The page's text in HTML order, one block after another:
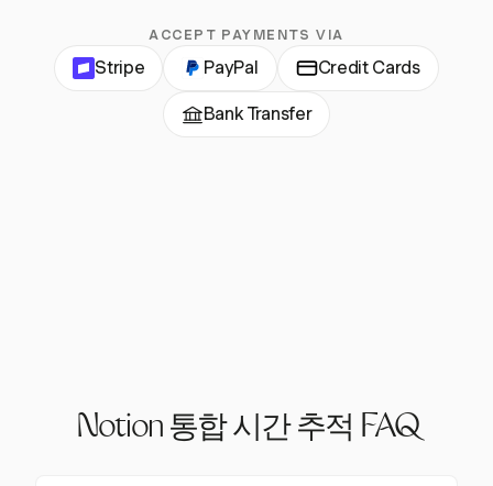
ACCEPT PAYMENTS VIA
Stripe PayPal Credit Cards
Bank Transfer
Notion 통합 시간 추적 FAQ